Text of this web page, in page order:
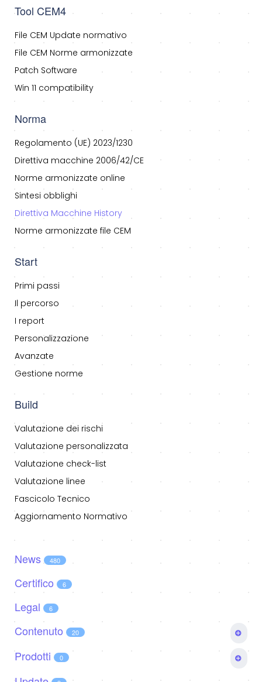
Tool CEM4
File CEM Update normativo
File CEM Norme armonizzate
Patch Software
Win 11 compatibility
Norma
Regolamento (UE) 2023/1230
Direttiva macchine 2006/42/CE
Norme armonizzate online
Sintesi obblighi
Direttiva Macchine History
Norme armonizzate file CEM
Start
Primi passi
Il percorso
I report
Personalizzazione
Avanzate
Gestione norme
Build
Valutazione dei rischi
Valutazione personalizzata
Valutazione check-list
Valutazione linee
Fascicolo Tecnico
Aggiornamento Normativo
News 480
Certifico 6
Legal 6
Contenuto 20
Video
Prodotti 0